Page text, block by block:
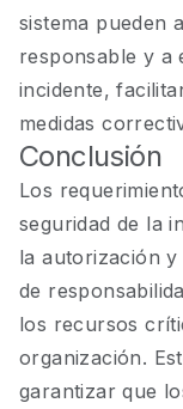
sistema pueden
responsable y a
incidente,
medidas
Conclusión
Los
seguridad de la
la autorización
de
los recursos
organización.
garantizar que